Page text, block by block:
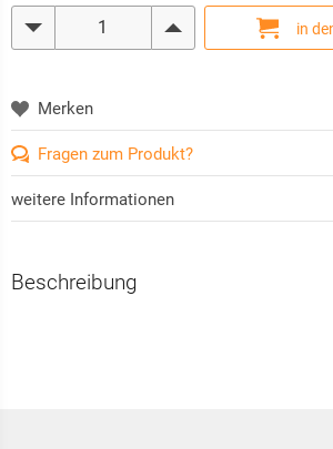
Fragen zum Produkt?
weitere Informationen
Beschreibung